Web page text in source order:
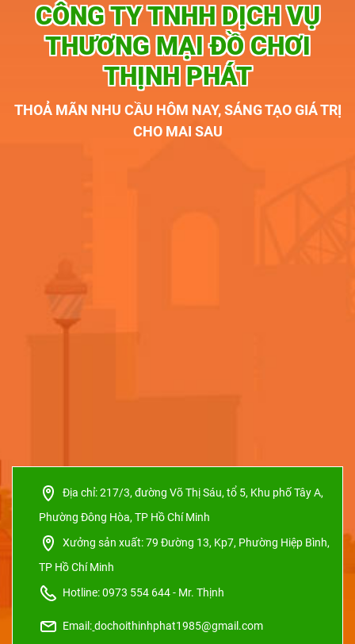
CÔNG TY TNHH DỊCH VỤ
THƯƠNG MẠI ĐỒ CHƠI
THỊNH PHÁT
THOẢ MÃN NHU CẦU HÔM NAY, SÁNG TẠO GIÁ TRỊ
CHO MAI SAU
Địa chỉ:217/3, đường Võ Thị Sáu, tổ 5, Khu phố Tây A,
Phường Đông Hòa, TP Hồ Chí Minh
Xưởng sản xuất:79 Đường 13, Kp7, Phường Hiệp Bình,
TP Hồ Chí Minh
Hotline: 0973 554 644 - Mr. Thịnh
Email: dochoithinhphat1985@gmail.com